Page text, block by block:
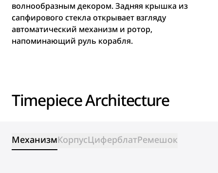
волнообразным декором. Задняя крышка из
сапфирового стекла открывает взгляду
автоматический механизм и ротор,
напоминающий руль корабля.
Timepiece Architecture
МеханизмКорпусЦиферблатРемешок